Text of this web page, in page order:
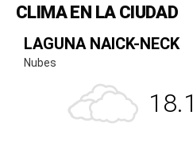
CLIMA EN LA CIUDAD
LAGUNA NAICK-NECK
Nubes
18.1